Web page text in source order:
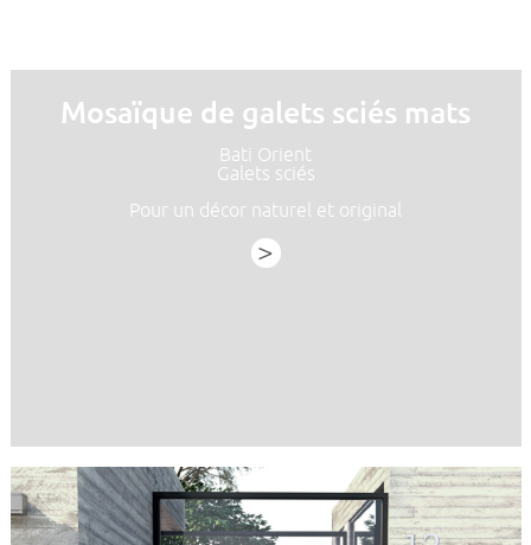
Mosaïque de galets sciés mats
Bati Orient
Galets sciés
Pour un décor naturel et original
>